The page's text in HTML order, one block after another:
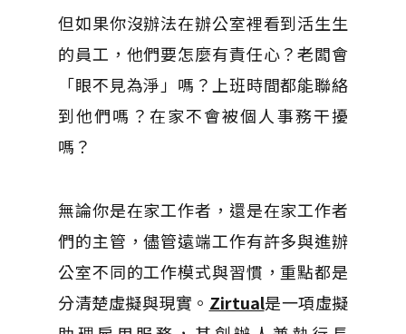
但如果你沒辦法在辦公室裡看到活生生
的員工，他們要怎麼有責任心？老闆會
「眼不見為淨」嗎？上班時間都能聯絡
到他們嗎？在家不會被個人事務干擾
嗎？
無論你是在家工作者，還是在家工作者
們的主管，儘管遠端工作有許多與進辦
公室不同的工作模式與習慣，重點都是
分清楚虛擬與現實。 Zirtual是一項虛擬